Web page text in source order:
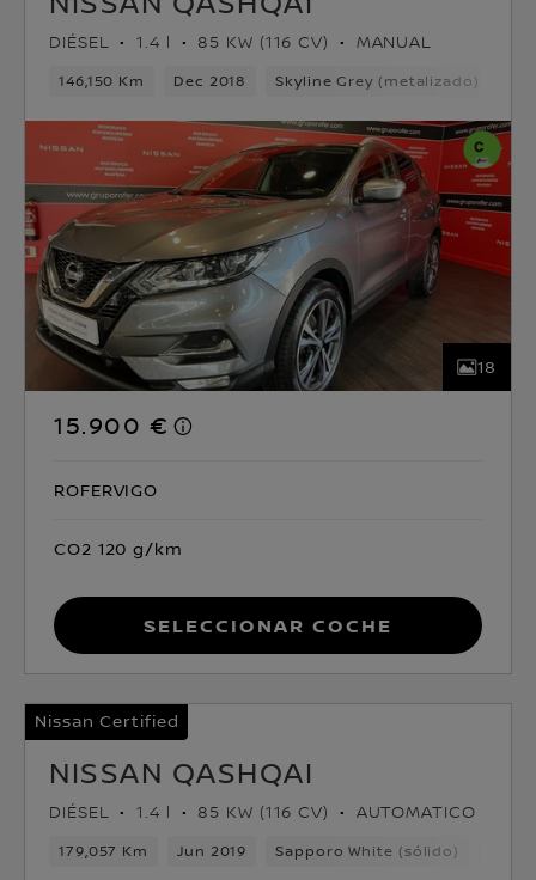
DIÉSEL 1.4 l 85 KW (116 CV) MANUAL
146,150 Km Dec 2018 Skyline Grey (metalizado)
18
15.900 €
ROFERVIGO
CO2 120 g/km
Seleccionar coche
Nissan Certified
NISSAN QASHQAI
DIÉSEL 1.4 l 85 KW (116 CV) AUTOMATICO
179,057 Km Jun 2019 Sapporo White (sólido)